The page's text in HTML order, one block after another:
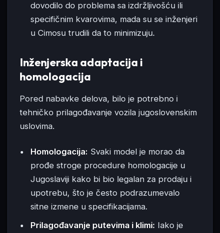
dovodilo do problema sa izdržljivošću ili
specifičnim kvarovima, mada su se inženjeri
u Cimosu trudili da to minimizuju.
Inženjerska adaptacija i
homologacija
Pored nabavke delova, bilo je potrebno i
tehničko prilagođavanje vozila jugoslovenskim
uslovima.
Homologacija: Svaki model je morao da
prođe stroge procedure homologacije u
Jugoslaviji kako bi bio legalan za prodaju i
upotrebu, što je često podrazumevalo
sitne izmene u specifikacijama.
Prilagođavanje putevima i klimi: Iako je